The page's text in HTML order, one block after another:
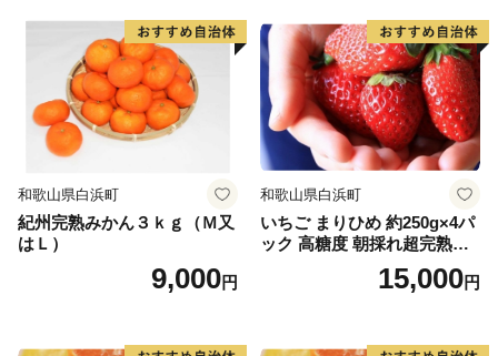
和歌山県白浜町
紀州完熟みかん３ｋｇ（Ｍ又
はＬ）
9,000円
和歌山県白浜町
いちご まりひめ 約250g×4パ
ック 高糖度 朝採れ超完熟ま
りひめ 1月以降発送分15,000円